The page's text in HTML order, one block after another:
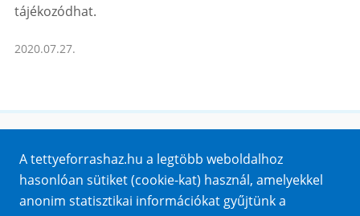
tájékozódhat.
2020.07.27.
Impresszum
Sütik
Adatvédelem
A tettyeforrashaz.hu a legtöbb weboldalhoz
hasonlóan sütiket (cookie-kat) használ, amelyekkel
anonim statisztikai információkat gyűjtünk a